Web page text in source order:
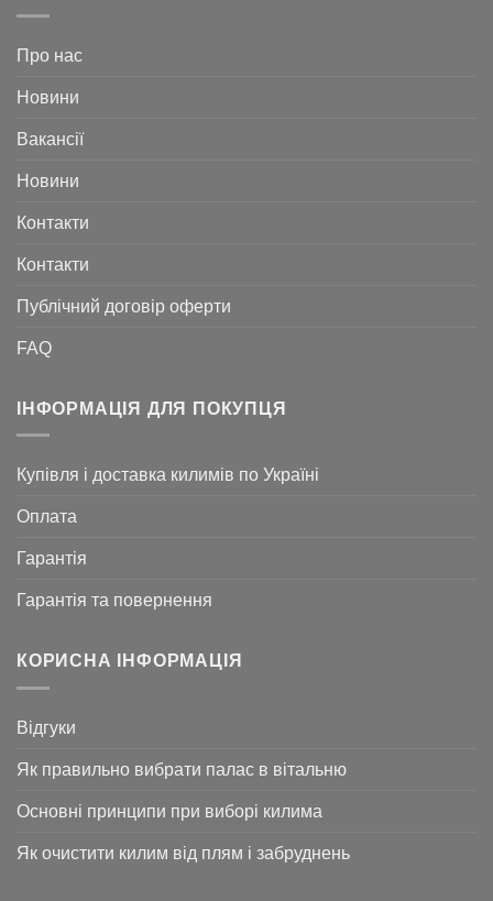
Про нас
Новини
Вакансії
Новини
Контакти
Контакти
Публічний договір оферти
FAQ
ІНФОРМАЦІЯ ДЛЯ ПОКУПЦЯ
Купівля і доставка килимів по Україні
Оплата
Гарантія
Гарантія та повернення
КОРИСНА ІНФОРМАЦІЯ
Відгуки
Як правильно вибрати палас в вітальню
Основні принципи при виборі килима
Як очистити килим від плям і забруднень